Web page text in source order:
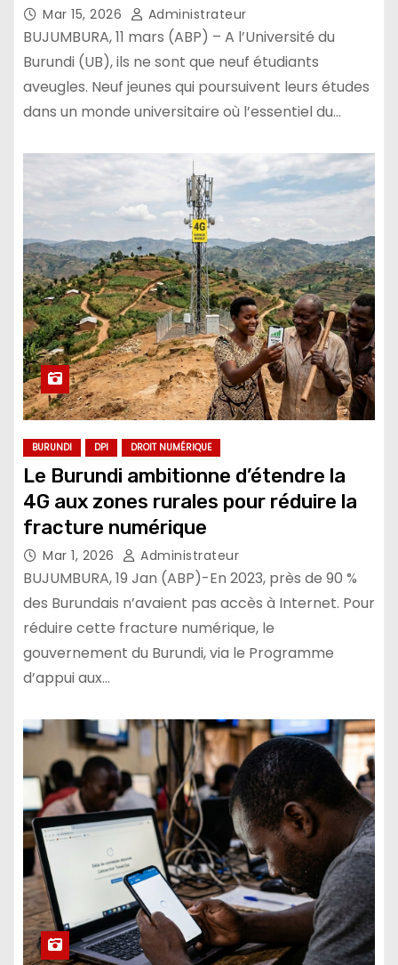
Mar 15, 2026 Administrateur
BUJUMBURA, 11 mars (ABP) – A l’Université du
Burundi (UB), ils ne sont que neuf étudiants
aveugles. Neuf jeunes qui poursuivent leurs études
dans un monde universitaire où l’essentiel du…
BURUNDI DPI DROIT NUMÉRIQUE
Le Burundi ambitionne d’étendre la
4G aux zones rurales pour réduire la
fracture numérique
Mar 1, 2026 Administrateur
BUJUMBURA, 19 Jan (ABP)-En 2023, près de 90 %
des Burundais n’avaient pas accès à Internet. Pour
réduire cette fracture numérique, le
gouvernement du Burundi, via le Programme
d’appui aux…